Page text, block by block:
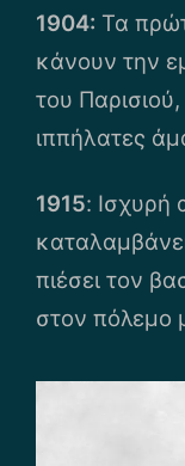
1904: Τα
κάνουν την
του
ιππήλατες
1915: Ισχυρή
πιέσει τον
στον πόλεμο